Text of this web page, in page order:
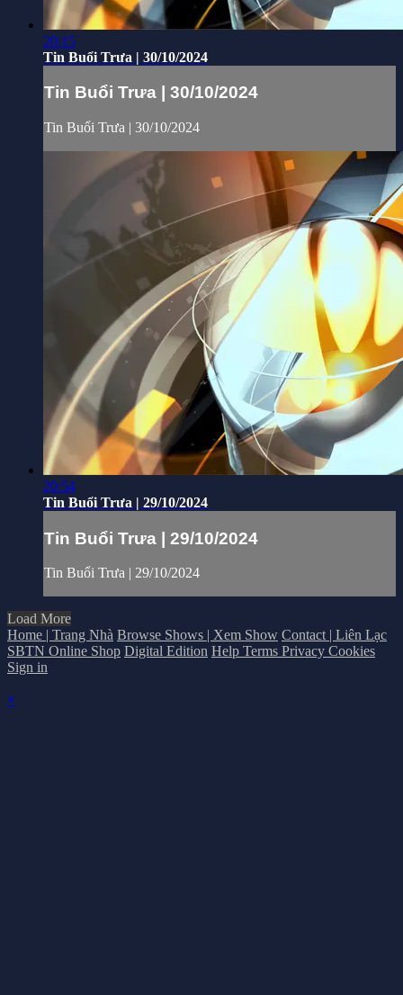
20:15
Tin Buổi Trưa | 30/10/2024
Tin Buổi Trưa | 30/10/2024
Tin Buổi Trưa | 30/10/2024
20:54
Tin Buổi Trưa | 29/10/2024
Tin Buổi Trưa | 29/10/2024
Tin Buổi Trưa | 29/10/2024
Load More
Home | Trang Nhà Browse Shows | Xem Show Contact | Liên Lạc
SBTN Online Shop Digital Edition Help Terms Privacy Cookies
Sign in
×